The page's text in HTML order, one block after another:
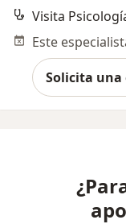
Visita
Solicita una